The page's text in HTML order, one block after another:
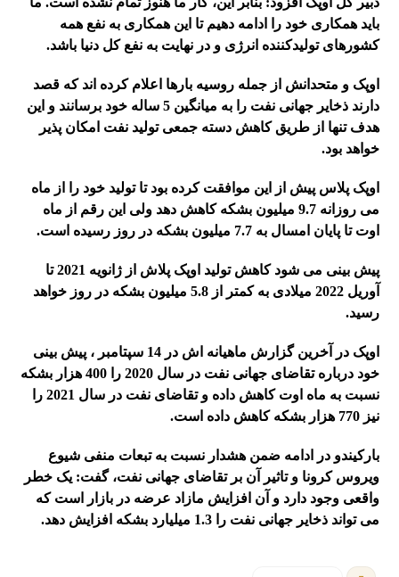
باید همکاری خود را ادامه دهیم تا این همکاری به نفع همه
کشورهای تولیدکننده انرژی و در نهایت به نفع کل دنیا باشد.
اوپک و متحدانش از جمله روسیه بارها اعلام کرده اند که قصد
دارند ذخایر جهانی نفت را به میانگین 5 ساله خود برسانند و این
هدف تنها از طریق کاهش دسته جمعی تولید نفت امکان پذیر
خواهد بود.
اوپک پلاس پیش از این موافقت کرده بود تا تولید خود را از ماه
می روزانه 9.7 میلیون بشکه کاهش دهد ولی این رقم از ماه
اوت تا پایان امسال به 7.7 میلیون بشکه در روز رسیده است.
پیش بینی می شود کاهش تولید اوپک پلاش از ژانویه 2021 تا
آوریل 2022 میلادی به کمتر از 5.8 میلیون بشکه در روز خواهد
رسید.
اوپک در آخرین گزارش ماهیانه اش در 14 سپتامبر ، پیش بینی
خود درباره تقاضای جهانی نفت در سال 2020 را 400 هزار بشکه
نسبت به ماه اوت کاهش داده و تقاضای نفت در سال 2021 را
نیز 770 هزار بشکه کاهش داده است.
بارکیندو در ادامه ضمن هشدار نسبت به تبعات منفی شیوع
ویروس کرونا و تاثیر آن بر تقاضای جهانی نفت، گفت: یک خطر
واقعی وجود دارد و آن افزایش مازاد عرضه در بازار است که
می تواند ذخایر جهانی نفت را 1.3 میلیارد بشکه افزایش دهد.